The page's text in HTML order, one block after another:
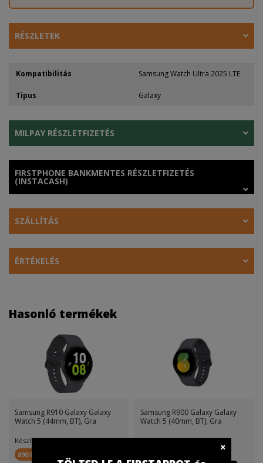
RÉSZLETEK
Kompatibilitás Samsung Watch Ultra 2025 LTE
Tipus Galaxy
MILPAY RÉSZLETFIZETÉS
FIRSTPHONE BANKMENTES RÉSZLETFIZETÉS
(INSTACASH)
SZÁLLÍTÁS
ÉRTÉKELÉS
Hasonló termékek
Samsung R910 Galaxy Galaxy
Watch 5 (44mm, BT), Gra
Készletinfó:
890 FirstPont
Samsung R900 Galaxy Galaxy
Watch 5 (40mm, BT), Gra
Készletinfó: